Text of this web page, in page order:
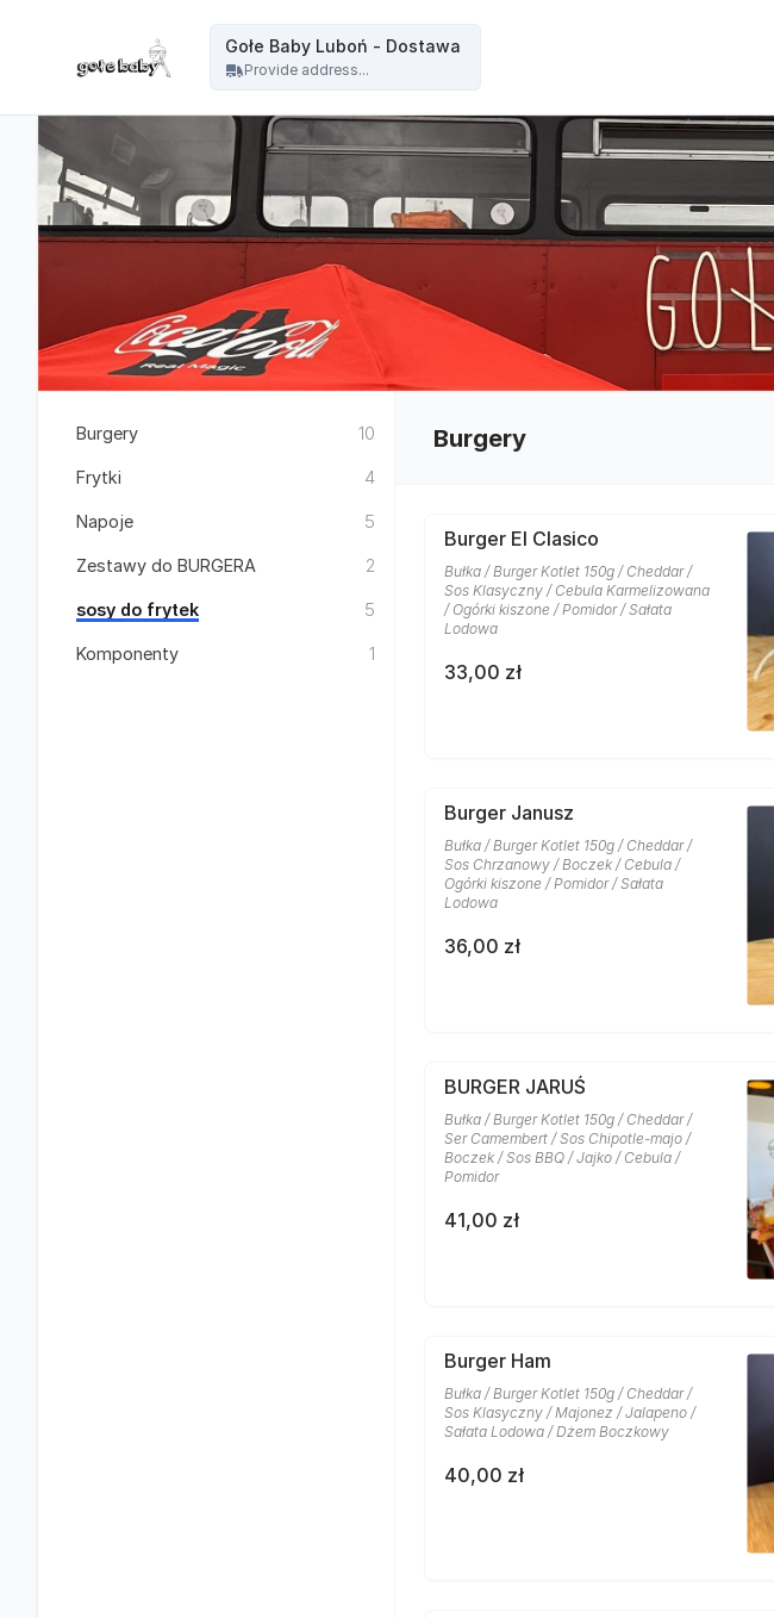
Gołe Baby Luboń - Dostawa
Provide address...
Burgery 10
Frytki 4
Napoje 5
Zestawy do BURGERA 2
sosy do frytek 5
Komponenty 1
Burgery
Burger El Clasico
Bułka / Burger Kotlet 150g / Cheddar /
Sos Klasyczny / Cebula Karmelizowana
/ Ogórki kiszone / Pomidor / Sałata
Lodowa
33,00 zł
Burger Janusz
Bułka / Burger Kotlet 150g / Cheddar /
Sos Chrzanowy / Boczek / Cebula /
Ogórki kiszone / Pomidor / Sałata
Lodowa
36,00 zł
BURGER JARUŚ
Bułka / Burger Kotlet 150g / Cheddar /
Ser Camembert / Sos Chipotle-majo /
Boczek / Sos BBQ / Jajko / Cebula /
Pomidor
41,00 zł
Burger Ham
Bułka / Burger Kotlet 150g / Cheddar /
Sos Klasyczny / Majonez / Jalapeno /
Sałata Lodowa / Dżem Boczkowy
40,00 zł